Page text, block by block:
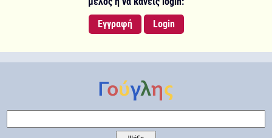
Εγγραφή
Login